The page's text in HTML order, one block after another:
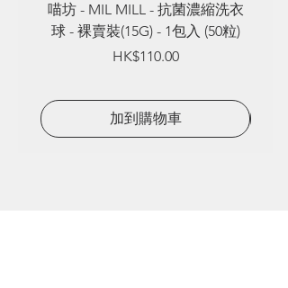
喵坊 - MIL MILL - 抗菌濃縮洗衣
球 - 裸賣裝(15G) - 1包入 (50粒)
Price
HK$110.00
加到購物車